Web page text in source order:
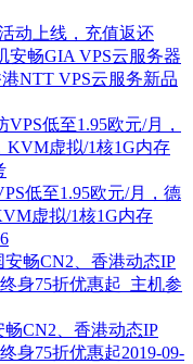
动上线，充值返还
安畅GIA VPS云服务器
NTT VPS云服务新品
低至1.95欧元/月，德
虚拟/1核1G内存
CN2、香港动态IP
身75折优惠起2019-09-